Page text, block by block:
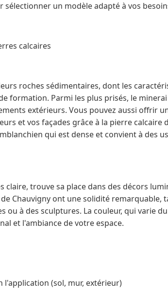
un modèle adapté à vos
calcaires
roches sédimentaires, dont les
formation. Parmi les plus prisés, le
extérieurs. Vous pouvez aussi offrir
et vos façades grâce à la pierre calcaire
qui est dense et convient à des
claire, trouve sa place dans des décors
Chauvigny ont une solidité remarquable,
ou à des sculptures. La couleur, qui varie
et l'ambiance de votre espace.
l'application (sol, mur, extérieur)